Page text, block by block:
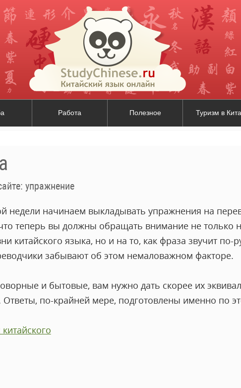
Работа Полезное Туризм в
упражнение
недели начинаем выкладывать упражнения на
теперь вы должны обращать внимание не только
китайского языка, но и на то, как фраза звучит по-
забывают об этом немаловажном факторе.
и бытовые, вам нужно дать скорее их
по-крайней мере, подготовлены именно по